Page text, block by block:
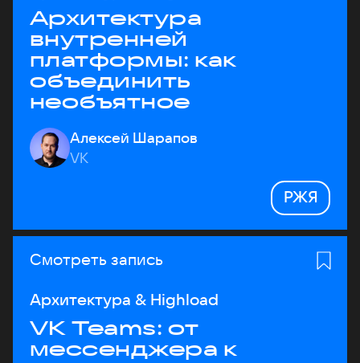
Архитектура
внутренней
платформы: как
объединить
необъятное
Алексей Шарапов
VK
РЖЯ
Смотреть запись
Архитектура & Highload
VK Teams: от
мессенджера к